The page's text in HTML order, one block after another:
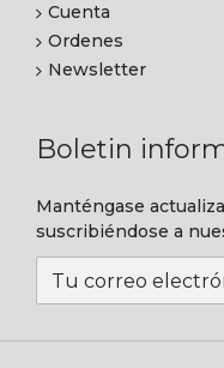
Cuenta
Ordenes
Newsletter
Boletin
Manténgase
suscribiéndose a